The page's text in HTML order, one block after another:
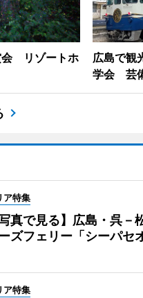
会 リゾートホ
広島で観
学会 芸
ア特集
写真で見る】広島・呉
ズフェリー「シーパセ
ア特集